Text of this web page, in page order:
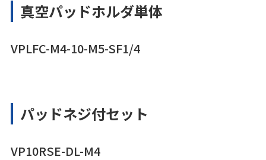
真空パッドホルダ単体
VPLFC-M4-10-M5-SF1/4
パッドネジ付セット
VP10RSE-DL-M4